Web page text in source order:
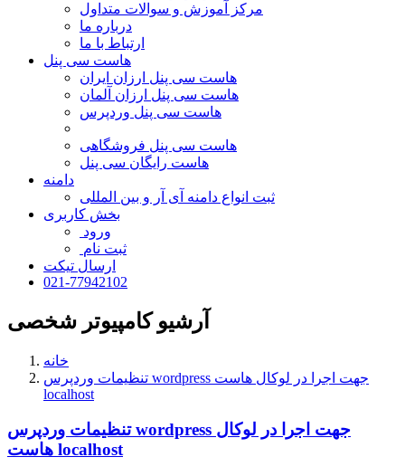
مرکز آموزش و سوالات متداول
درباره ما
ارتباط با ما
هاست سی پنل
هاست سی پنل ارزان ایران
هاست سی پنل ارزان آلمان
هاست سی پنل وردپرس
هاست سی پنل فروشگاهی
هاست رایگان سی پنل
دامنه
ثبت انواع دامنه آی آر و بین المللی
بخش کاربری
ورود
ثبت نام
ارسال تیکت
021-77942102
آرشیو کامپیوتر شخصی
خانه
تنظیمات وردپرس wordpress جهت اجرا در لوکال هاست
localhost
تنظیمات وردپرس wordpress جهت اجرا در لوکال
هاست localhost